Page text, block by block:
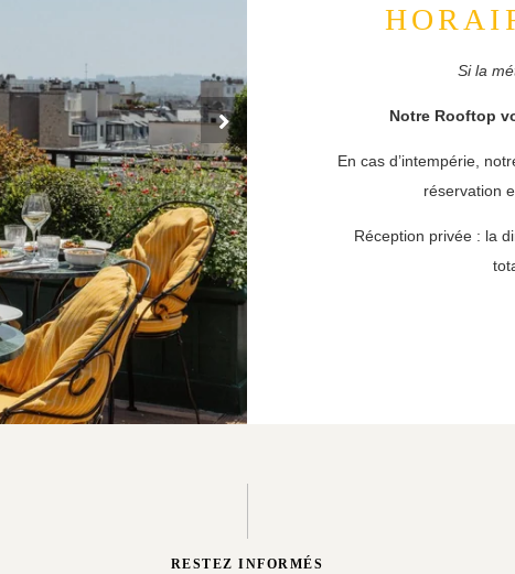
Si la
Notre Rooftop
En cas d’intempérie, n
réservation
Réception privée : la
RESTEZ INFORMÉS